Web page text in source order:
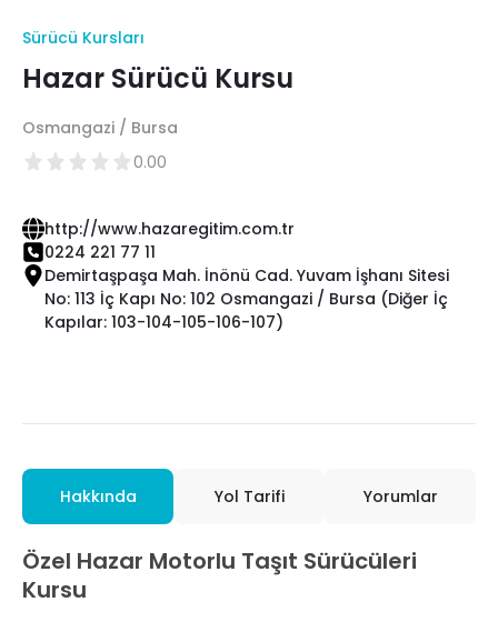
Sürücü Kursları
Hazar Sürücü Kursu
Osmangazi / Bursa
0.00
http://www.hazaregitim.com.tr
0224 221 77 11
Demirtaşpaşa Mah. İnönü Cad. Yuvam İşhanı Sitesi
No: 113 İç Kapı No: 102 Osmangazi / Bursa (Diğer İç
Kapılar: 103-104-105-106-107)
Hakkında Yol Tarifi Yorumlar
Özel Hazar Motorlu Taşıt Sürücüleri
Kursu